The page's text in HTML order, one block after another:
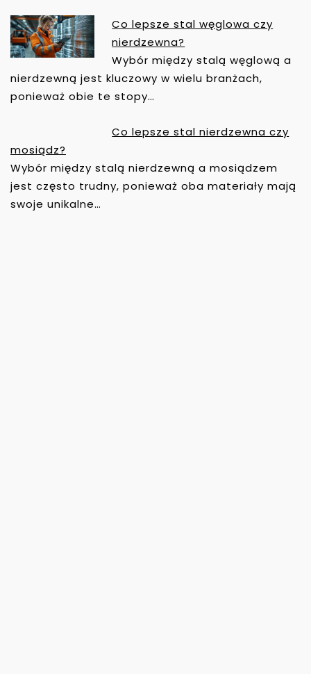
Co lepsze stal węglowa czy
nierdzewna?
Wybór między stalą węglową a
nierdzewną jest kluczowy w wielu branżach,
ponieważ obie te stopy…
Co lepsze stal nierdzewna czy
mosiądz?
Wybór między stalą nierdzewną a mosiądzem
jest często trudny, ponieważ oba materiały mają
swoje unikalne…